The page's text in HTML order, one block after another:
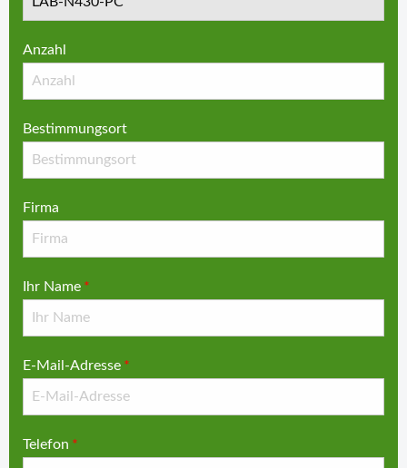
Anzahl
Bestimmungsort
Firma
Ihr Name *
E-Mail-Adresse *
Telefon *